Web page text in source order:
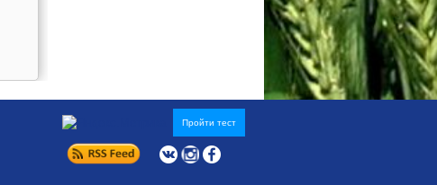
Пройти тест